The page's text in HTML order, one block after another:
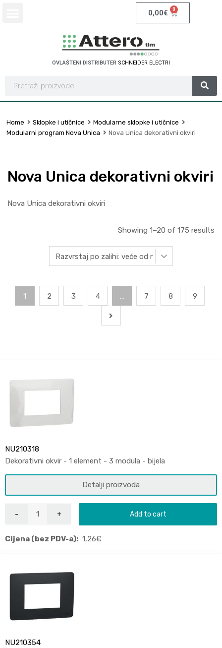
0,00€ 0
OVLAŠTENI DISTRIBUTER E C TRI
PHOENIX CONTAC T
Home Sklopke i utičnice
Modularne sklopke i utičnice
Modularni program Nova Unica
Nova Unica dekorativni okviri
Nova Unica dekorativni okviri
Nova Unica dekorativni okviri
Showing 1–20 of 175 results
1 2 3 4 … 7 8 9
NU210318
Dekorativni okvir - 1 element - 3 modula - bijela
Detalji proizvoda
Add to cart
Cijena (bez PDV-a): 1,26€
NU210354